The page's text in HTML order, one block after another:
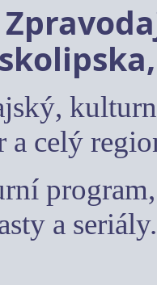
celý
a seriály.